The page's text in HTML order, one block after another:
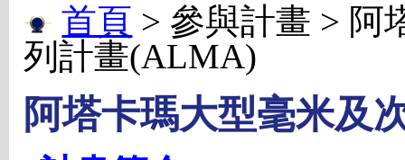
首頁 > 參與計畫 > 阿
列計畫(ALMA)
阿塔卡瑪大型毫米及